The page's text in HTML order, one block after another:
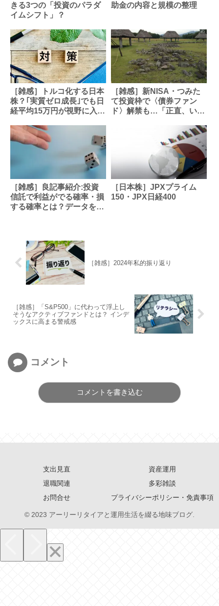
きる3つの「投資のパラダ
イムシフト」？
助金の内容と規模の整理
［雑感］トルコ化する日本
株？｢実質ゼロ成長｣でも日
経平均15万円が視野に入
［雑感］新NISA・つみた
て投資枠で〈債券ファン
ド〉解禁も…「正直、いま
［雑感］良記事紹介:投資
信託で利益がでる確率・損
する確率とは？データを踏
［日本株］JPXプライム
150・JPX日経400
［雑感］2024年私的振り返り
［雑感］「S&P500」に代わって浮上し
そうなアクティブファンドとは？ インデ
ックスに高まる警戒感
コメント
コメントを書き込む
支出見直
資産運用
退職関連
多彩雑談
お問合せ
プライバシーポリシー・免責事項
© 2023 アーリーリタイアと運用生活を綴る地味ブログ.